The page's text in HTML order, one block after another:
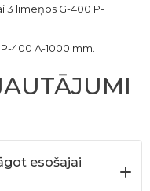
3 līmeņos G-400 P-
400 A-1000 mm.
esošajai